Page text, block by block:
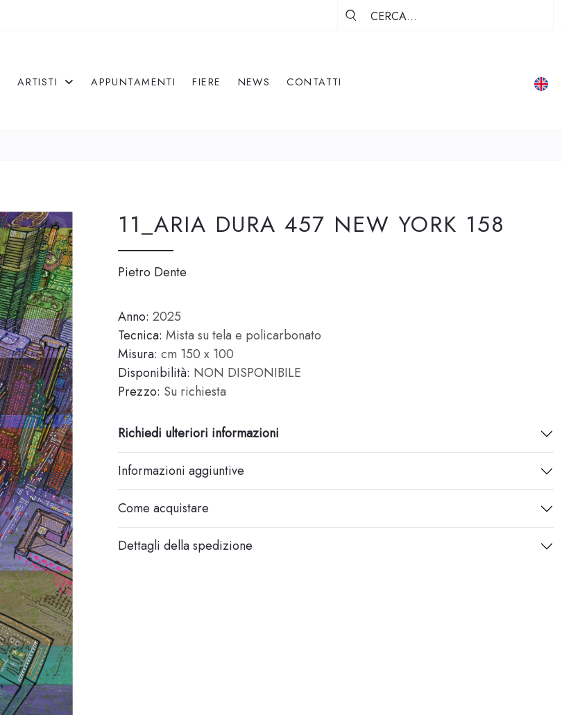
ARTISTI APPUNTAMENTI FIERE NEWS CONTATTI
11_ARIA DURA 457 NEW YORK 158
Pietro Dente
Anno: 2025
Tecnica: Mista su tela e policarbonato
Misura: cm 150 x 100
Disponibilità: NON DISPONIBILE
Prezzo: Su richiesta
Richiedi ulteriori informazioni
Informazioni aggiuntive
Come acquistare
Dettagli della spedizione